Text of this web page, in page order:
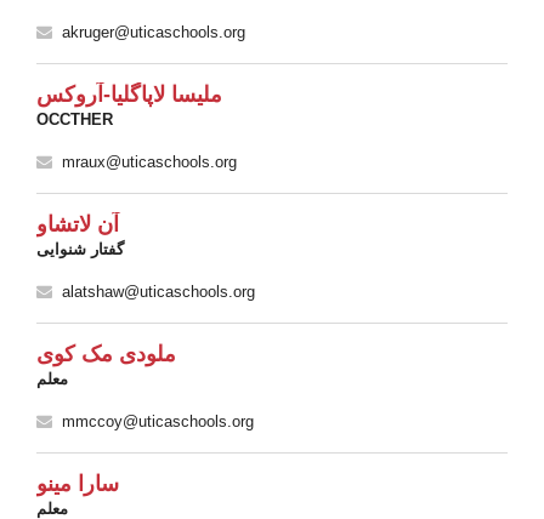
akruger@uticaschools.org
ملیسا لاپاگلیا-آروکس
OCCTHER
mraux@uticaschools.org
آن لاتشاو
گفتار شنوایی
alatshaw@uticaschools.org
ملودی مک کوی
معلم
mmccoy@uticaschools.org
سارا مینو
معلم